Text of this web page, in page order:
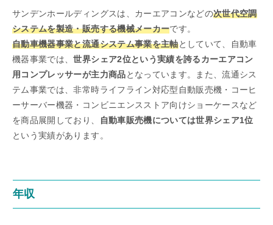
サンデンホールディングスは、カーエアコンなどの次世代空調
システムを製造・販売する機械メーカーです。
自動車機器事業と流通システム事業を主軸としていて、自動車
機器事業では、世界シェア2位という実績を誇るカーエアコン
用コンプレッサーが主力商品となっています。また、流通シス
テム事業では、非常時ライフライン対応型自動販売機・コーヒ
ーサーバー機器・コンビニエンスストア向けショーケースなど
を商品展開しており、
自動車販売機については世界シェア1位
という実績があります。
年収